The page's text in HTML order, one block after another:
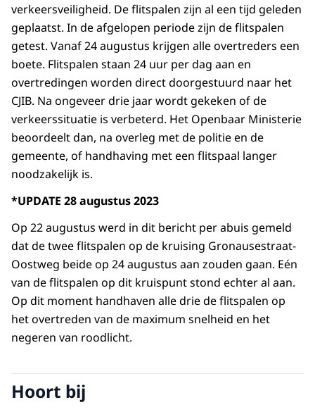
verkeersveiligheid. De flitspalen zijn al een tijd geleden
geplaatst. In de afgelopen periode zijn de flitspalen
getest. Vanaf 24 augustus krijgen alle overtreders een
boete. Flitspalen staan 24 uur per dag aan en
overtredingen worden direct doorgestuurd naar het
CJIB. Na ongeveer drie jaar wordt gekeken of de
verkeerssituatie is verbeterd. Het Openbaar Ministerie
beoordeelt dan, na overleg met de politie en de
gemeente, of handhaving met een flitspaal langer
noodzakelijk is.
*UPDATE 28 augustus 2023
Op 22 augustus werd in dit bericht per abuis gemeld
dat de twee flitspalen op de kruising Gronausestraat-
Oostweg beide op 24 augustus aan zouden gaan. Eén
van de flitspalen op dit kruispunt stond echter al aan.
Op dit moment handhaven alle drie de flitspalen op
het overtreden van de maximum snelheid en het
negeren van roodlicht.
Hoort bij